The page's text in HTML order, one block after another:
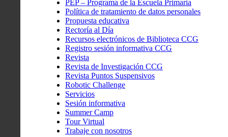
PEP – Programa de la Escuela Primaria
Política de tratamiento de datos personales
Propuesta educativa
Rectoría al Día
Recursos electrónicos de Biblioteca CCG
Registro sesión informativa CCG
Revista
Revista de Investigación CCG
Revista Puntos Suspensivos
Robotic Challenge
Servicios
Sesión informativa
Summer Camp
Tour Virtual
Trabaje con nosotros